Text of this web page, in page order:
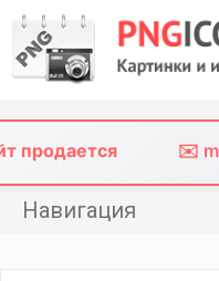
content
продается ✉️
Навигация